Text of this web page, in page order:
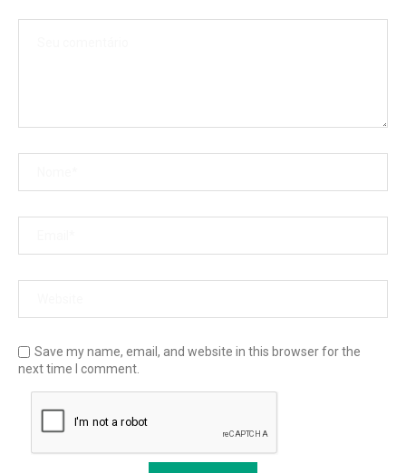
Save my name, email, and website in this browser for the
next time I comment.